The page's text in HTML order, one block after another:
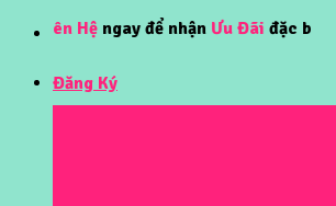
Skip
content
ngay để nhậnƯu Đãiđặc biệt!!
Đăng Ký